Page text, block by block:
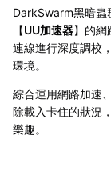
DarkSwarm黑暗蟲
【UU加速器】的
連線進行深度調校
環境。
綜合運用網路加速
除載入卡住的狀況
樂趣。